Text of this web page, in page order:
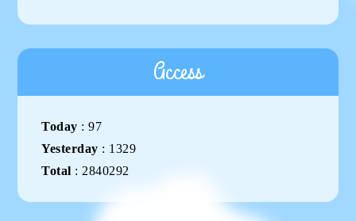
Access
Today :97
Yesterday : 1329
Total : 2840292